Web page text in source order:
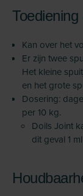
Kan over het
Er zijn twee
Het kleine
en het grote
Dosering:
per 10 kg.
Doils Joint
dit geval 1